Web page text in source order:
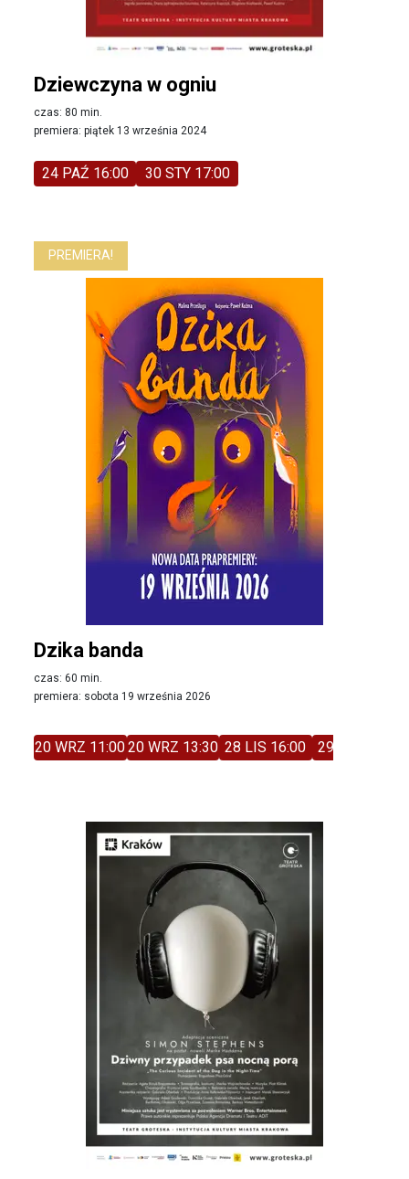
Dziewczyna w ogniu
czas: 80 min.
premiera: piątek 13 września 2024
24 PAŹ 16:00 30 STY 17:00
PREMIERA!
Dzika banda
czas: 60 min.
premiera: sobota 19 września 2026
20 WRZ 11:0020 WRZ 13:30 28 LIS 16:00 29 LIS 11:00